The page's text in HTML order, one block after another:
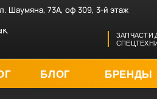
Шаумяна, 73А, оф 309, 3-й этаж
ЗАПЧАСТИ
БЛОГ БРЕНДЫ